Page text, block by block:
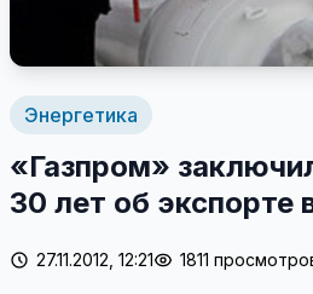
Энергетика
«Газпром»
30 лет об экспорте
27.11.2012, 12:21 1811